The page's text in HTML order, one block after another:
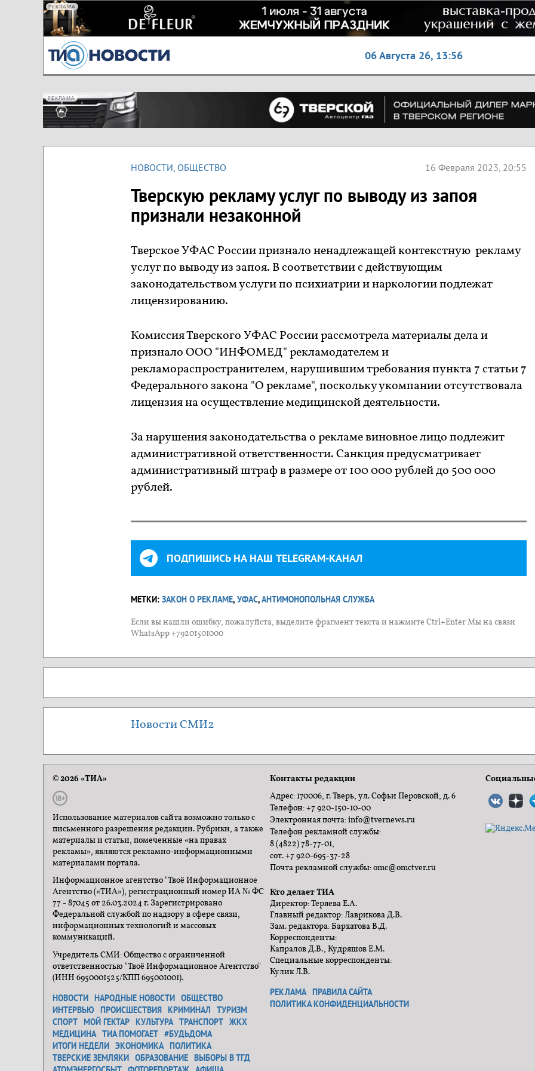
РЕКЛАМА
06 Августа 26, 13:56
РЕКЛАМА
НОВОСТИ, ОБЩЕСТВО 16 Февраля 2023, 20:55
Тверскую рекламу услуг по выводу из запоя
признали незаконной
Тверское УФАС России признало ненадлежащей контекстную рекламу
услуг по выводу из запоя. В соответствии с действующим
законодательством услуги по психиатрии и наркологии подлежат
лицензированию.
Комиссия Тверского УФАС России рассмотрела материалы дела и
признало ООО "ИНФОМЕД" рекламодателем и
рекламораспространителем, нарушившим требования пункта 7 статьи 7
Федерального закона "О рекламе", поскольку укомпании отсутствовала
лицензия на осуществление медицинской деятельности.
За нарушения законодательства о рекламе виновное лицо подлежит
административной ответственности. Санкция предусматривает
административный штраф в размере от 100 000 рублей до 500 000
рублей.
ПОДПИШИСЬ НА НАШ TELEGRAM-КАНАЛ
МЕТКИ: ЗАКОН О РЕКЛАМЕ, УФАС,АНТИМОНОПОЛЬНАЯ СЛУЖБА
Если вы нашли ошибку, пожалуйста, выделите фрагмент текста и нажмите Ctrl+Enter Мы на связи
WhatsApp +79201501000
Новости СМИ2
© 2026 «ТИА»
Использование материалов сайта возможно только с
письменного разрешения редакции. Рубрики, а также
материалы и статьи, помеченные «на правах
рекламы», являются рекламно-информационными
материалами портала.
Информационное агентство "Твоё Информационное
Агентство («ТИА»), регистрационный номер ИА № ФС
77 - 87045 от 26.03.2024 г. Зарегистрировано
Федеральной службой по надзору в сфере связи,
информационных технологий и массовых
коммуникаций.
Учредитель СМИ: Общество с ограниченной
ответственностью "Твоё Информационное Агентство"
(ИНН 6950001525/КПП 695001001).
НОВОСТИ НАРОДНЫЕ НОВОСТИ ОБЩЕСТВО
ИНТЕРВЬЮ
ПРОИСШЕСТВИЯ КРИМИНАЛ
ТУРИЗМ
СПОРТ МОЙ ГЕКТАР КУЛЬТУРА ТРАНСПОРТ ЖКХ
МЕДИЦИНА ТИА ПОМОГАЕТ #БУДЬДОМА
ИТОГИ НЕДЕЛИ ЭКОНОМИКА ПОЛИТИКА
ТВЕРСКИЕ ЗЕМЛЯКИ ОБРАЗОВАНИЕ ВЫБОРЫ В ТГД
Контакты редакции
Адрес: 170006, г. Тверь, ул. Софьи Перовской, д. 6
Телефон: +7 920-150-10-00
Электронная почта: info@tvernews.ru
Телефон рекламной службы:
8 (4822) 78-77-01,
сот. +7 920-695-37-28
Почта рекламной службы: omc@omctver.ru
Кто делает ТИА
Директор: Теряева Е.А.
Главный редактор: Лаврикова Д.В.
Зам. редактора: Бархатова В.Д.
Корреспонденты:
Капралов Д.В., Кудряшов Е.М.
Специальные корреспонденты:
Кулик Л.В.
РЕКЛАМА ПРАВИЛА САЙТА
ПОЛИТИКА КОНФИДЕНЦИАЛЬНОСТИ